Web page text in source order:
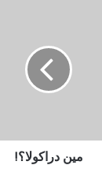
مين دراكولا؟!